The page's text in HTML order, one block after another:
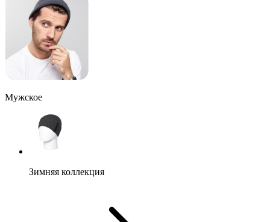
Мужское
Зимняя коллекция